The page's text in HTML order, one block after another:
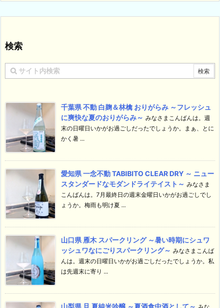
検索
千葉県 不動 白麹＆林檎 おりがらみ ～フレッシュ
に爽快な夏のおりがらみ～ みなさまこんばんは。週
末の日曜日いかがお過ごしだったでしょうか。まぁ、とに
かく暑 ...
愛知県 一念不動 TABIBITO CLEAR DRY ～ ニュー
スタンダードなモダンドライテイスト～ みなさま
こんばんは。7月最終日の週末金曜日いかがお過ごしでし
ょうか。梅雨も明け夏 ...
山口県 雁木 スパークリング ～暑い時期にシュワ
ッシュワなにごりスパークリング～ みなさまこんば
んは。週末の日曜日いかがお過ごしだったでしょうか。私
は先週末に寄り ...
山梨県 旦 夏純米吟醸 ～夏酒食中酒として～